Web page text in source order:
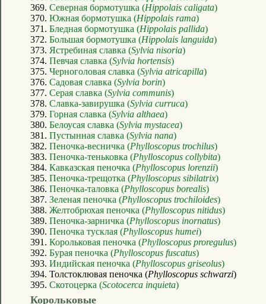
369. Северная бормотушка (Hippolais caligata)
370. Южная бормотушка (Hippolais rama)
371. Бледная бормотушка (Hippolais pallida)
372. Большая бормотушка (Hippolais languida)
373. Ястребиная славка (Sylvia nisoria)
374. Певчая славка (Sylvia hortensis)
375. Черноголовая славка (Sylvia atricapilla)
376. Садовая славка (Sylvia borin)
377. Серая славка (Sylvia communis)
378. Славка-завирушка (Sylvia curruca)
379. Горная славка (Sylvia althaea)
380. Белоусая славка (Sylvia mystacea)
381. Пустынная славка (Sylvia nana)
382. Пеночка-весничка (Phylloscopus trochilus)
383. Пеночка-теньковка (Phylloscopus collybita)
384. Кавказская пеночка (Phylloscopus lorenzii)
385. Пеночка-трещотка (Phylloscopus sibilatrix)
386. Пеночка-таловка (Phylloscopus borealis)
387. Зеленая пеночка (Phylloscopus trochiloides)
388. Желтобрюхая пеночка (Phylloscopus nitidus)
389. Пеночка-зарничка (Phylloscopus inornatus)
390. Пеночка тусклая (Phylloscopus humei)
391. Корольковая пеночка (Phylloscopus proregulus)
392. Бурая пеночка (Phylloscopus fuscatus)
393. Индийская пеночка (Phylloscopus griseolus)
394. Толстоклювая пеночка (Phylloscopus schwarzi)
395. Скотоцерка (Scotocerca inquieta)
Корольковые